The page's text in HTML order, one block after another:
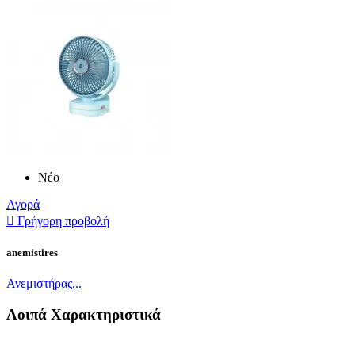
Νέο
Αγορά
 Γρήγορη προβολή
anemistires
Ανεμιστήρας...
Λοιπά Χαρακτηριστικά